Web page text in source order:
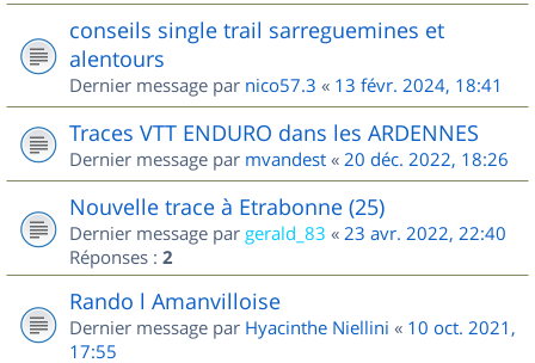
conseils single trail sarreguemines et
alentours
Dernier message par nico57.3 « 13 févr. 2024, 18:41
Traces VTT ENDURO dans les ARDENNES
Dernier message par mvandest « 20 déc. 2022, 18:26
Nouvelle trace à Etrabonne (25)
Dernier message par gerald_83 « 23 avr. 2022, 22:40
Réponses : 2
Rando l Amanvilloise
Dernier message par Hyacinthe Niellini « 10 oct. 2021,
17:55